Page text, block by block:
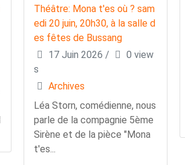
Théâtre: Mona t'es où ? sam
edi 20 juin, 20h30, à la salle d
es fêtes de Bussang
17 Juin 2026 /
0 view
s
Archives
Léa Storn, comédienne, nous
parle de la compagnie 5ème
Sirène et de la pièce "Mona
t'es...